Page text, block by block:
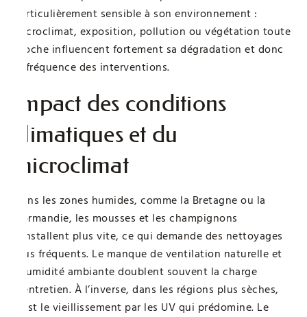
particulièrement sensible à son environnement :
microclimat, exposition, pollution ou végétation toute
proche influencent fortement sa dégradation et donc
la fréquence des interventions.
Impact des conditions
climatiques et du
microclimat
Dans les zones humides, comme la Bretagne ou la
Normandie, les mousses et les champignons
s’installent plus vite, ce qui demande des nettoyages
plus fréquents. Le manque de ventilation naturelle et
l’humidité ambiante doublent souvent la charge
d’entretien. À l’inverse, dans les régions plus sèches,
c’est le vieillissement par les UV qui prédomine. Le